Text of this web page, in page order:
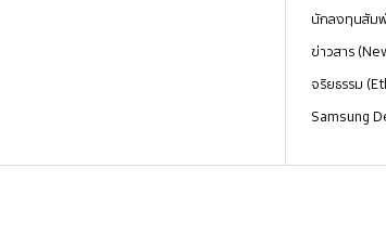
นักลงทุนสัม
ข่าวสาร
จริยธรรม
Samsung